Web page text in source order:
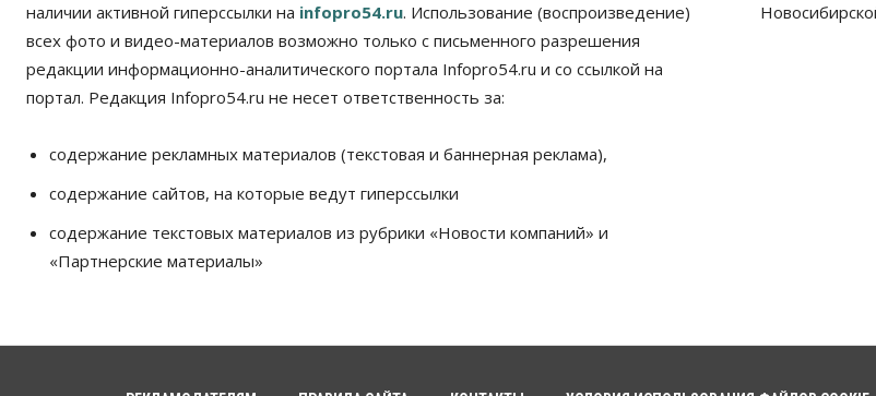
наличии активной гиперссылки на infopro54.ru. Использование (воспроизведение)
всех фото и видео-материалов возможно только с письменного разрешения
редакции информационно-аналитического портала Infopro54.ru и со ссылкой на
портал. Редакция Infopro54.ru не несет ответственность за:
содержание рекламных материалов (текстовая и баннерная реклама),
содержание сайтов, на которые ведут гиперссылки
содержание текстовых материалов из рубрики «Новости компаний» и
«Партнерские материалы»